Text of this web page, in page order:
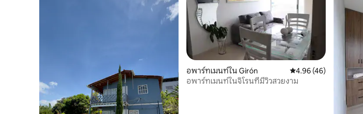
อพาร์ทเมนท์ใน Girón คะแนนเฉลี่ย 4.96 จาก
4.96 (46)
อพาร์ทเมนท์ในจิโรนที่มีวิวสวยงาม